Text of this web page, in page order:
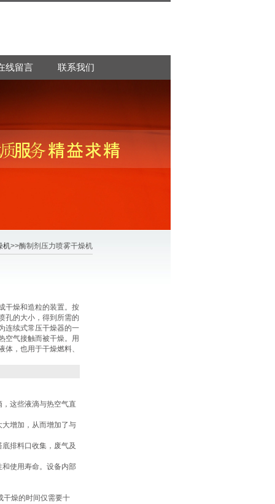
线留言 联系我们
机>>酶制剂压力喷雾干燥机
干燥和造粒的装置。按
孔的大小，得到所需的
连续式常压干燥器的一
空气接触而被干燥。用
，也用于干燥燃料、
这些液滴与热空气直
增加，从而增加了与
排料口收集，废气及
使用寿命。设备内部
干燥的时间仅需要十